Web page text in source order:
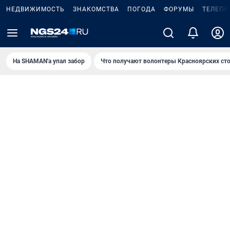
НЕДВИЖИМОСТЬ ЗНАКОМСТВА ПОГОДА ФОРУМЫ
На SHAMAN'а упал забор Что получают волонтеры Красноярских